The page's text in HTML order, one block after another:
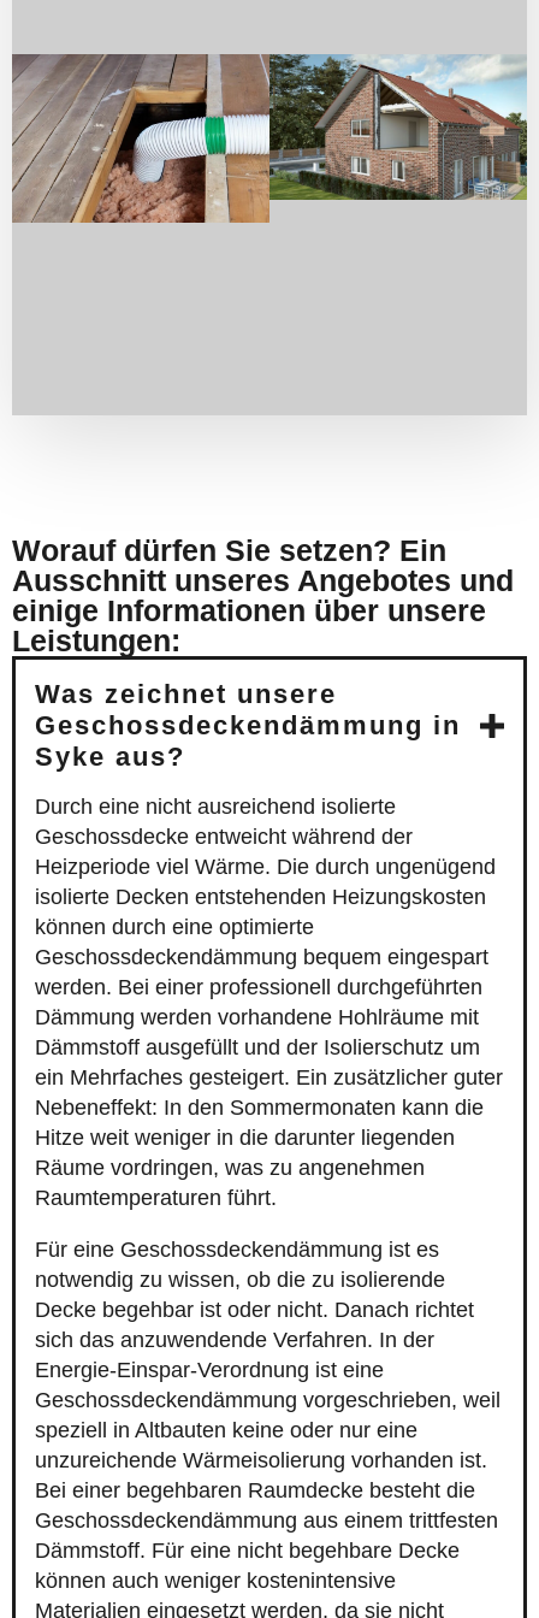
Worauf dürfen Sie setzen? Ein
Ausschnitt unseres Angebotes und
einige Informationen über unsere
Leistungen:
Was zeichnet unsere
Geschossdeckendämmung in
Syke aus?
Durch eine nicht ausreichend isolierte
Geschossdecke entweicht während der
Heizperiode viel Wärme. Die durch ungenügend
isolierte Decken entstehenden Heizungskosten
können durch eine optimierte
Geschossdeckendämmung bequem eingespart
werden. Bei einer professionell durchgeführten
Dämmung werden vorhandene Hohlräume mit
Dämmstoff ausgefüllt und der Isolierschutz um
ein Mehrfaches gesteigert. Ein zusätzlicher guter
Nebeneffekt: In den Sommermonaten kann die
Hitze weit weniger in die darunter liegenden
Räume vordringen, was zu angenehmen
Raumtemperaturen führt.
Für eine Geschossdeckendämmung ist es
notwendig zu wissen, ob die zu isolierende
Decke begehbar ist oder nicht. Danach richtet
sich das anzuwendende Verfahren. In der
Energie-Einspar-Verordnung ist eine
Geschossdeckendämmung vorgeschrieben, weil
speziell in Altbauten keine oder nur eine
unzureichende Wärmeisolierung vorhanden ist.
Bei einer begehbaren Raumdecke besteht die
Geschossdeckendämmung aus einem trittfesten
Dämmstoff. Für eine nicht begehbare Decke
können auch weniger kostenintensive
Materialien eingesetzt werden, da sie nicht